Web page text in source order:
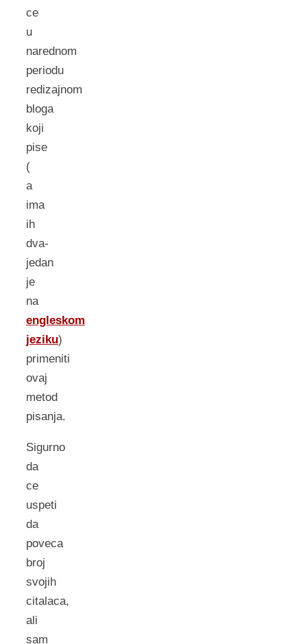
ce
u
narednom
periodu
redizajnom
bloga
koji
pise
(
a
ima
ih
dva-
jedan
je
na
engleskom
jeziku)
primeniti
ovaj
metod
pisanja.
Sigurno
da
ce
uspeti
da
poveca
broj
svojih
citalaca,
ali
sam